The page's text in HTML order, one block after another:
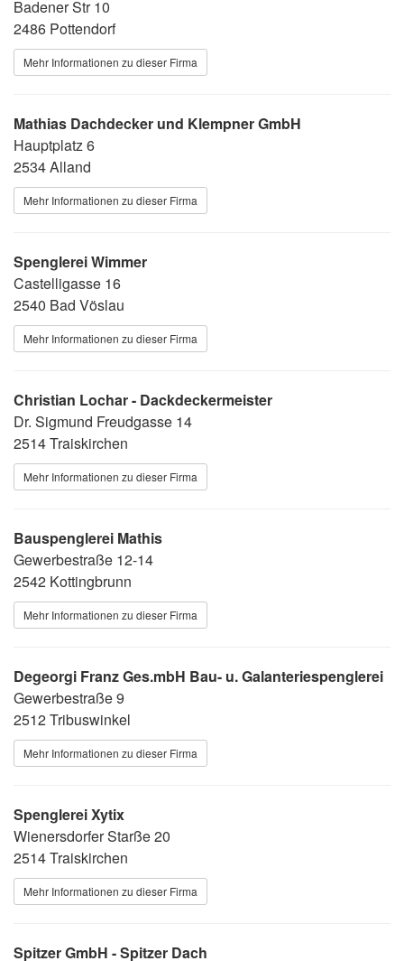
Badener Str 10
2486 Pottendorf
Mehr Informationen zu dieser Firma
Mathias Dachdecker und Klempner GmbH
Hauptplatz 6
2534 Alland
Mehr Informationen zu dieser Firma
Spenglerei Wimmer
Castelligasse 16
2540 Bad Vöslau
Mehr Informationen zu dieser Firma
Christian Lochar - Dackdeckermeister
Dr. Sigmund Freudgasse 14
2514 Traiskirchen
Mehr Informationen zu dieser Firma
Bauspenglerei Mathis
Gewerbestraße 12-14
2542 Kottingbrunn
Mehr Informationen zu dieser Firma
Degeorgi Franz Ges.mbH Bau- u. Galanteriespenglerei
Gewerbestraße 9
2512 Tribuswinkel
Mehr Informationen zu dieser Firma
Spenglerei Xytix
Wienersdorfer Starße 20
2514 Traiskirchen
Mehr Informationen zu dieser Firma
Spitzer GmbH - Spitzer Dach